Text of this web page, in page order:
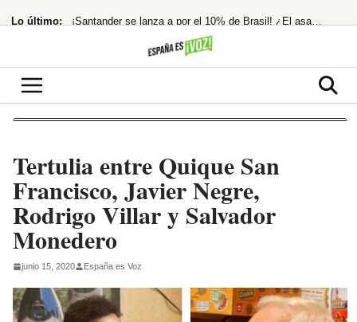
al Lo último: ¡Santander se lanza a por el 10% de Brasil! ¿El asalto a los 13€ es inminente?
El Ibex 35 extiende su racha alcista ante las esperanzas de acuerdo entre EEUU
Tertulia entre Quique San
Francisco, Javier Negre,
Rodrigo Villar y Salvador
Monedero
junio 15, 2020 España es Voz